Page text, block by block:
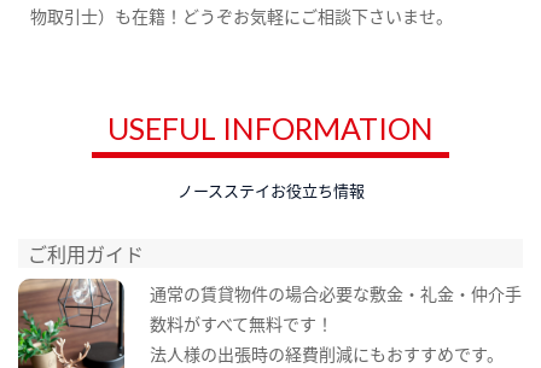
物取引士）も在籍！どうぞお気軽にご相談下さいませ。
USEFUL INFORMATION
ノースステイお役立ち情報
ご利用ガイド
通常の賃貸物件の場合必要な敷金・礼金・仲介手
数料がすべて無料です！
法人様の出張時の経費削減にもおすすめです。